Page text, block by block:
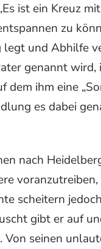
ist ein Kreuz mit
zu
und Abhilfe
genannt
ihm eine
es dabei
nach
scheitern
gibt er auf
Von seinen